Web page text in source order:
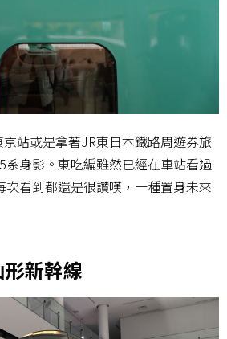
站或是拿著JR東日本鐵路周遊券旅
系身影。東吃編雖然已經在車站看過
次看到都還是很讚嘆，一種置身未來
新幹線